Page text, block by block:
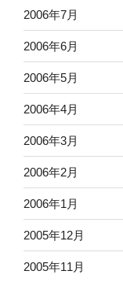
2006年7月
2006年6月
2006年5月
2006年4月
2006年3月
2006年2月
2006年1月
2005年12月
2005年11月